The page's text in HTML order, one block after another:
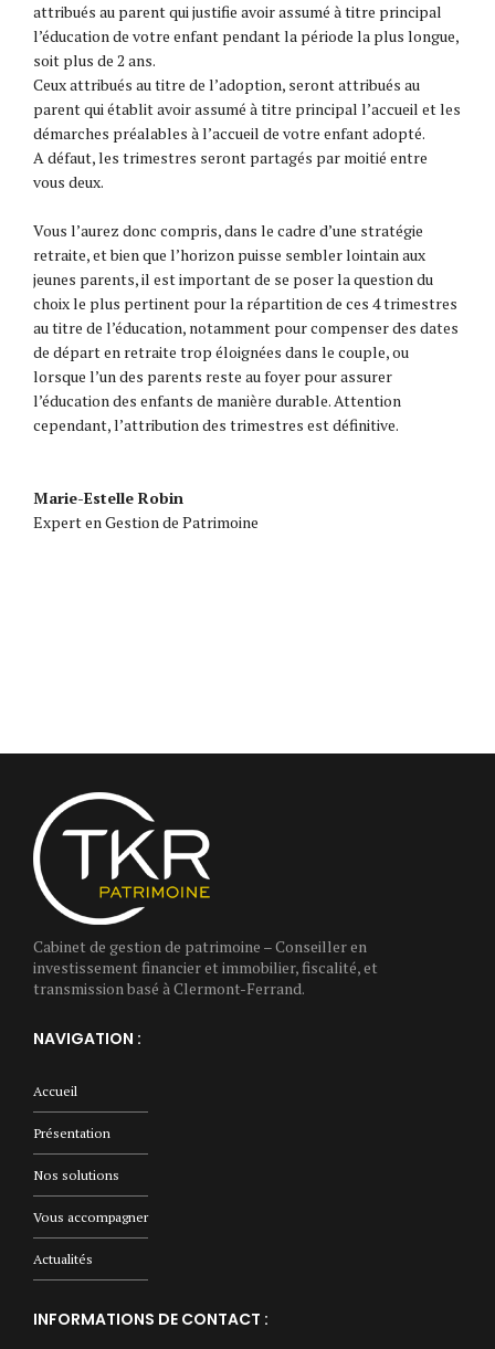
attribués au parent qui justifie avoir assumé à titre principal
l’éducation de votre enfant pendant la période la plus longue,
soit plus de 2 ans.
Ceux attribués au titre de l’adoption, seront attribués au
parent qui établit avoir assumé à titre principal l’accueil et les
démarches préalables à l’accueil de votre enfant adopté.
A défaut, les trimestres seront partagés par moitié entre
vous deux.
Vous l’aurez donc compris, dans le cadre d’une stratégie
retraite, et bien que l’horizon puisse sembler lointain aux
jeunes parents, il est important de se poser la question du
choix le plus pertinent pour la répartition de ces 4 trimestres
au titre de l’éducation, notamment pour compenser des dates
de départ en retraite trop éloignées dans le couple, ou
lorsque l’un des parents reste au foyer pour assurer
l’éducation des enfants de manière durable. Attention
cependant, l’attribution des trimestres est définitive.
Marie-Estelle Robin
Expert en Gestion de Patrimoine
Cabinet de gestion de patrimoine – Conseiller en
investissement financier et immobilier, fiscalité, et
transmission basé à Clermont-Ferrand.
NAVIGATION :
Accueil
Présentation
Nos solutions
Vous accompagner
Actualités
INFORMATIONS DE CONTACT :